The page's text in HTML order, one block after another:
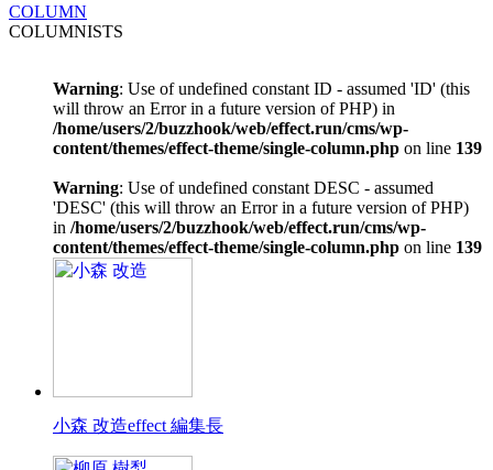
COLUMN
COLUMNISTS
Warning: Use of undefined constant ID - assumed 'ID' (this
will throw an Error in a future version of PHP) in
/home/users/2/buzzhook/web/effect.run/cms/wp-
content/themes/effect-theme/single-column.php on line 139
Warning: Use of undefined constant DESC - assumed
'DESC' (this will throw an Error in a future version of PHP)
in /home/users/2/buzzhook/web/effect.run/cms/wp-
content/themes/effect-theme/single-column.php on line 139
小森 改造effect 編集長